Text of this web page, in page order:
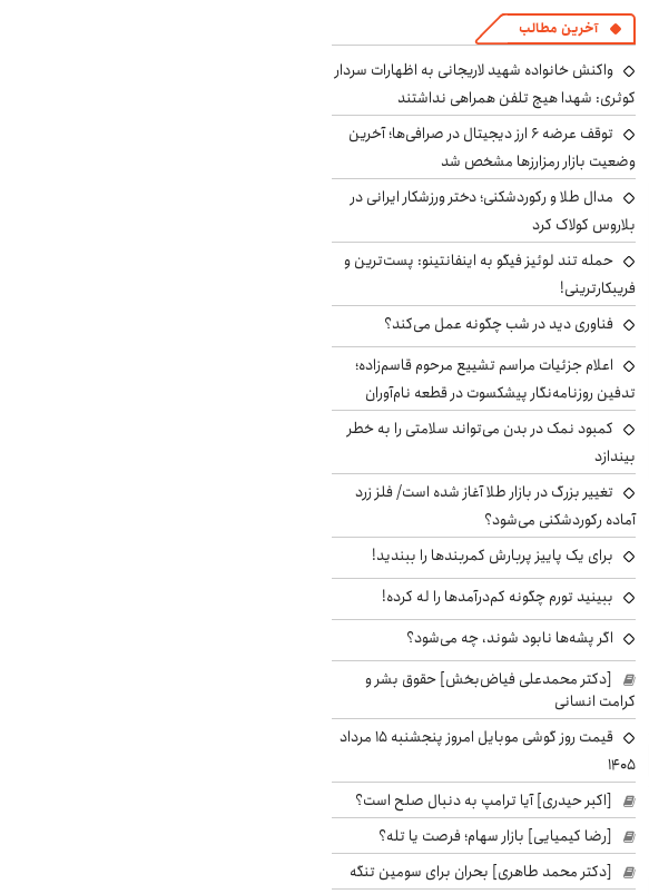
آخرین مطالب
واکنش خانواده شهید لاریجانی به اظهارات سردار
کوثری: شهدا هیچ تلفن همراهی نداشتند
توقف عرضه ۶ ارز دیجیتال در صرافی‌ها؛ آخرین
وضعیت بازار رمزارزها مشخص شد
مدال طلا و رکوردشکنی؛ دختر ورزشکار ایرانی در
بلاروس کولاک کرد
حمله تند لوئیز فیگو به اینفانتینو: پست‌ترین و
فریبکارترینی!
فناوری دید در شب چگونه عمل می‌کند؟
اعلام جزئیات مراسم تشییع مرحوم قاسم‌زاده؛
تدفین روزنامه‌نگار پیشکسوت در قطعه نام‌آوران
کمبود نمک در بدن می‌تواند سلامتی را به خطر
بیندازد
تغییر بزرگ در بازار طلا آغاز شده است/ فلز زرد
آماده رکوردشکنی می‌شود؟
برای یک پاییز پربارش کمربندها را ببندید!
ببینید تورم چگونه کم‌درآمدها را له کرده!
اگر پشه‌ها نابود شوند، چه می‌شود؟
[دکتر محمدعلی فیاض‌بخش] حقوق بشر و
کرامت انسانی
قیمت روز گوشی موبایل امروز پنجشنبه ۱۵ مرداد
۱۴۰۵
[اکبر حیدری] آیا ترامپ به دنبال صلح است؟
[رضا کیمیایی] بازار سهام؛ فرصت یا تله؟
[دکتر محمد طاهری] بحران برای سومین تنگه